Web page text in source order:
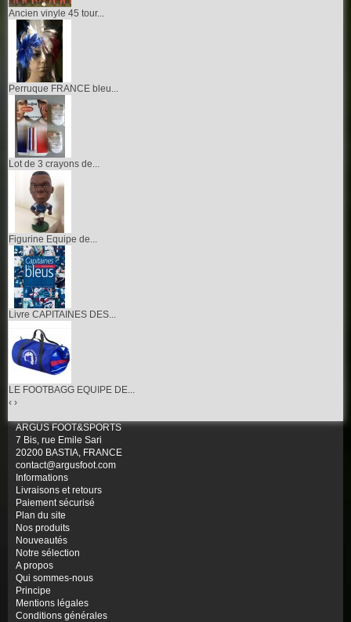
Ancien vinyle 45 tour...
Perruque FRANCE bleu...
Lot de 3 crayons de...
Figurine Equipe de...
Livre CAPITAINES DES...
LE FOOTBAGG EQUIPE DE...
‹ ›
ARGUS FOOT&SPORTS
7 Bis, rue Emile Sari
20200 BASTIA, FRANCE
contact@argusfoot.com
Informations
Livraisons et retours
Paiement sécurisé
Plan du site
Nos produits
Nouveautés
Notre sélection
A propos
Qui sommes-nous
Principe
Mentions légales
Conditions générales